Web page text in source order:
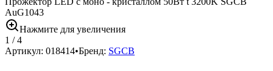
AuG1043
Нажмите для увеличения
1 /4
Артикул: 018414•Бренд: SGCB